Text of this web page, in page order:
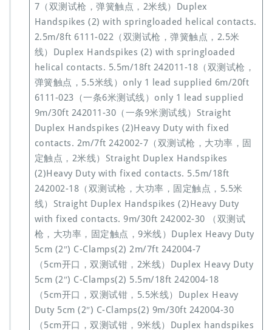
7（双测试枪，弹簧触点，2米线）Duplex
Handspikes (2) with springloaded helical contacts.
2.5m/8ft 6111-022（双测试枪，弹簧触点，2.5米
线）Duplex Handspikes (2) with springloaded
helical contacts. 5.5m/18ft 242011-18（双测试枪，
弹簧触点，5.5米线）only 1 lead supplied 6m/20ft
6111-023（一条6米测试线）only 1 lead supplied
9m/30ft 242011-30（一条9米测试线）Straight
Duplex Handspikes (2)Heavy Duty with fixed
contacts. 2m/7ft 242002-7（双测试枪，大功率，固
定触点，2米线）Straight Duplex Handspikes
(2)Heavy Duty with fixed contacts. 5.5m/18ft
242002-18（双测试枪，大功率，固定触点，5.5米
线）Straight Duplex Handspikes (2)Heavy Duty
with fixed contacts. 9m/30ft 242002-30 （双测试
枪，大功率，固定触点，9米线）Duplex Heavy Duty
5cm (2″) C-Clamps(2) 2m/7ft 242004-7
（5cm开口，双测试钳，2米线）Duplex Heavy Duty
5cm (2″) C-Clamps(2) 5.5m/18ft 242004-18
（5cm开口，双测试钳，5.5米线）Duplex Heavy
Duty 5cm (2″) C-Clamps(2) 9m/30ft 242004-30
（5cm开口，双测试钳，9米线）Duplex handspikes